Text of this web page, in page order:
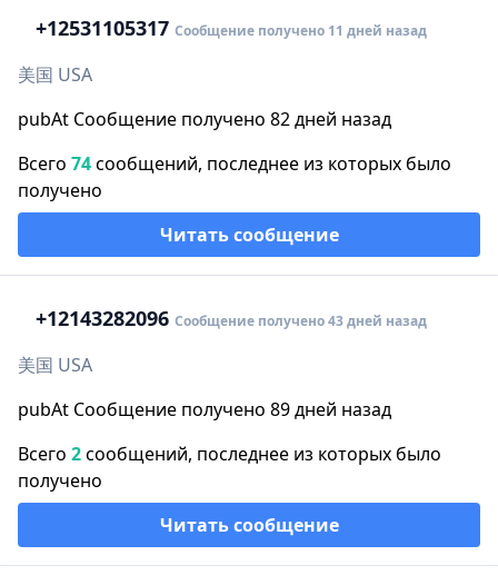
+12531105317 Сообщение получено 11 дней назад
美国 USA
pubAt Сообщение получено 82 дней назад
Всего 74сообщений, последнее из которых было
получено
Читать сообщение
+12143282096 Сообщение получено 43 дней назад
美国 USA
pubAt Сообщение получено 89 дней назад
Всего 2сообщений, последнее из которых было
получено
Читать сообщение